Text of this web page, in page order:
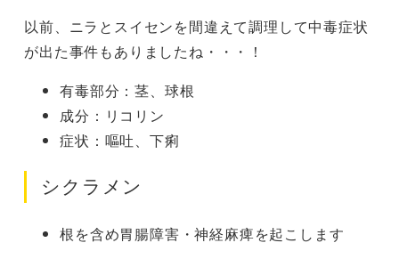
以前、ニラとスイセンを間違えて調理して中毒症状
が出た事件もありましたね・・・！
有毒部分：茎、球根
成分：リコリン
症状：嘔吐、下痢
シクラメン
根を含め胃腸障害・神経麻痺を起こします